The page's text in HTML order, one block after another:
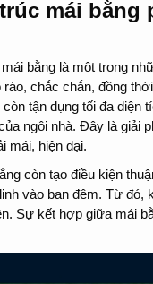
mái bằng
bằng là một trong
ráo, chắc chắn, đồng
còn tận dụng tối đa diện
ngôi nhà. Đây là giải
mái, hiện đại.
còn tạo điều kiện
vào ban đêm. Từ đó,
Sự kết hợp giữa mái